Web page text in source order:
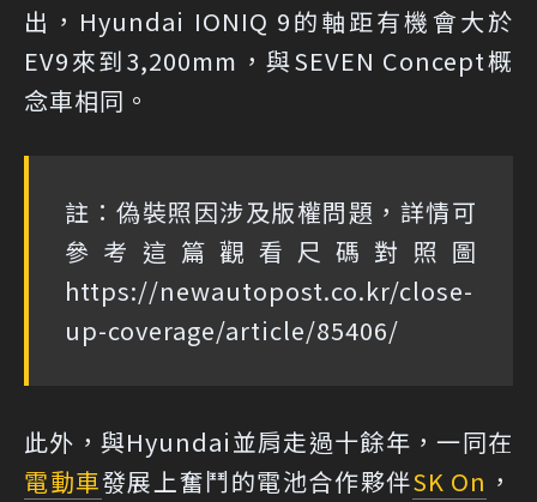
出，Hyundai IONIQ 9的軸距有機會大於
EV9來到3,200mm，與SEVEN Concept概
念車相同。
註：偽裝照因涉及版權問題，詳情可
參考這篇觀看尺碼對照圖
https://newautopost.co.kr/close-
up-coverage/article/85406/
此外，與Hyundai並肩走過十餘年，一同在
電動車發展上奮鬥的電池合作夥伴SK On ，